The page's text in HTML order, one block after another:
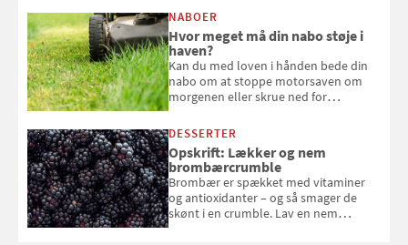
Velbekomme!
NABOER
Hvor meget må din nabo støje i
haven?
Kan du med loven i hånden bede din
nabo om at stoppe motorsaven om
morgenen eller skrue ned for
svar her
DESSERTER
Opskrift: Lækker og nem
brombærcrumble
Brombær er spækket med vitaminer
og antioxidanter – og så smager de
skønt i en crumble. Lav en nem